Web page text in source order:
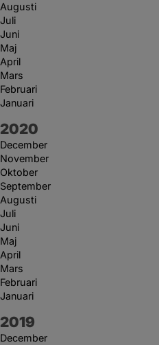
Augusti
Juli
Juni
Maj
April
Mars
Februari
Januari
År:
2020
December
November
Oktober
September
Augusti
Juli
Juni
Maj
April
Mars
Februari
Januari
År:
2019
December